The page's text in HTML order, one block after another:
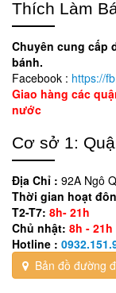
Thích Làm
Chuyên cung cấp
bánh.
Facebook : https://
Giao hàng các
nước
Cơ sở 1:
Địa Chỉ : 92A Ngô
Thời gian hoạt
T2-T7: 8h- 21h
Chủ nhật: 8h - 21h
Hotline :
Bản đồ đường